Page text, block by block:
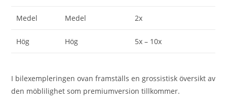
Medel Medel 2x
Hög Hög 5x – 10x
I bilexempleringen ovan framställs en grossistisk översikt av
den möblilighet som premiumversion tillkommer.